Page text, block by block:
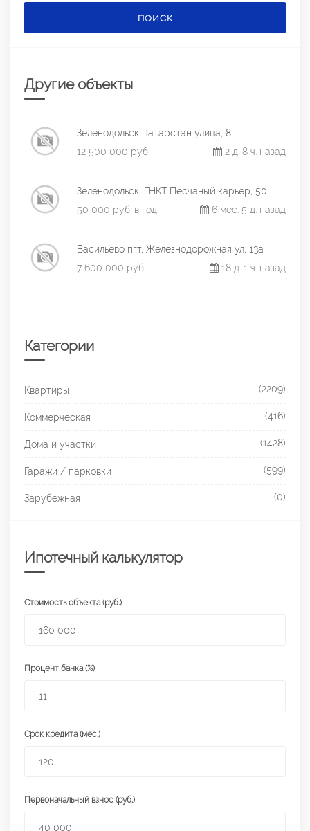
ПОИСК
Другие объекты
Зеленодольск, Татарстан улица, 8
12 500 000 руб.
2 д. 8 ч. назад
Зеленодольск, ГНКТ Песчаный карьер, 50
50 000 руб. в год
6 мес. 5 д. назад
Васильево пгт, Железнодорожная ул, 13а
7 600 000 руб.
18 д. 1 ч. назад
Категории
Квартиры (2209)
Коммерческая (416)
Дома и участки (1428)
Гаражи / парковки (599)
Зарубежная (0)
Ипотечный калькулятор
Стоимость объекта (руб.)
Процент банка (%)
Срок кредита (мес.)
Первоначальный взнос (руб.)